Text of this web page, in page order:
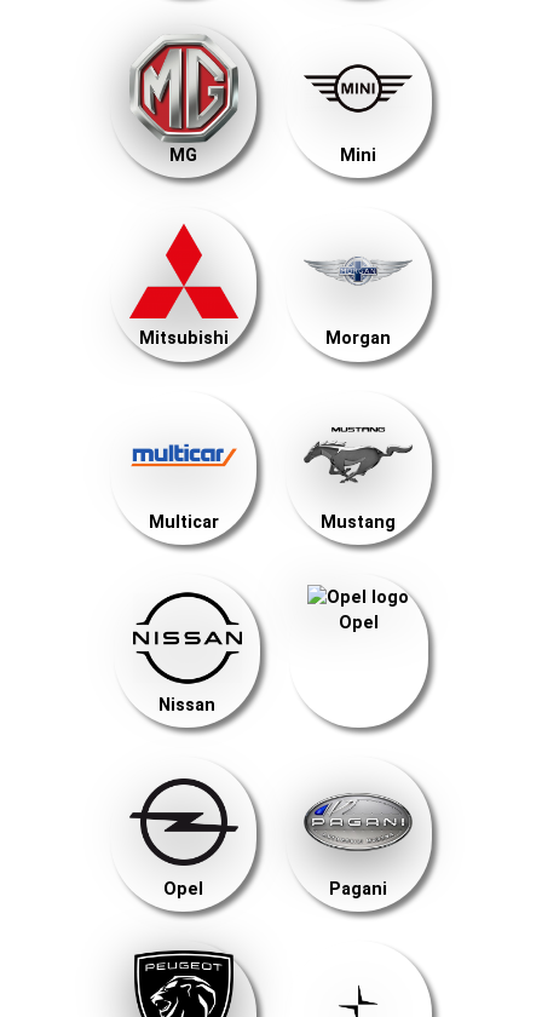
MG Mini
Mitsubishi Morgan
Multicar Mustang
Nissan
Opel
Opel Pagani